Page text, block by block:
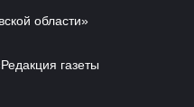
области»
газеты